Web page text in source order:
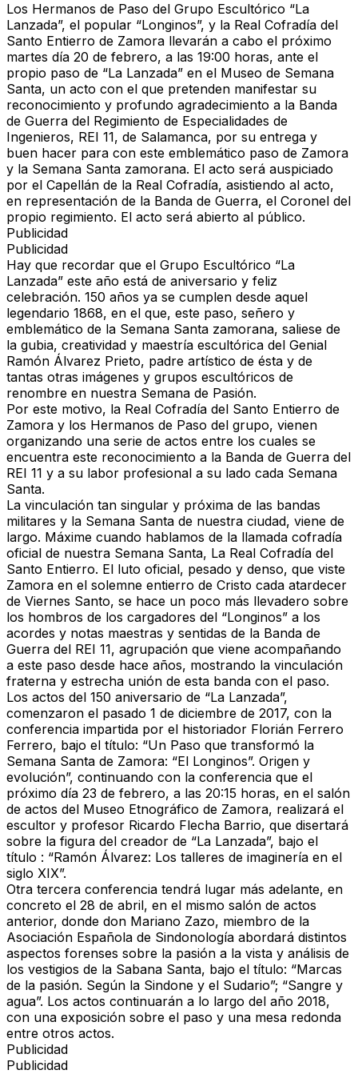
Los Hermanos de Paso del Grupo Escultórico “La
Lanzada”, el popular “Longinos”, y la Real Cofradía del
Santo Entierro de Zamora llevarán a cabo el próximo
martes día 20 de febrero, a las 19:00 horas, ante el
propio paso de “La Lanzada” en el Museo de Semana
Santa, un acto con el que pretenden manifestar su
reconocimiento y profundo agradecimiento a la Banda
de Guerra del Regimiento de Especialidades de
Ingenieros, REI 11, de Salamanca, por su entrega y
buen hacer para con este emblemático paso de Zamora
y la Semana Santa zamorana. El acto será auspiciado
por el Capellán de la Real Cofradía, asistiendo al acto,
en representación de la Banda de Guerra, el Coronel del
propio regimiento. El acto será abierto al público.
Publicidad
Publicidad
Hay que recordar que el Grupo Escultórico “La
Lanzada” este año está de aniversario y feliz
celebración. 150 años ya se cumplen desde aquel
legendario 1868, en el que, este paso, señero y
emblemático de la Semana Santa zamorana, saliese de
la gubia, creatividad y maestría escultórica del Genial
Ramón Álvarez Prieto, padre artístico de ésta y de
tantas otras imágenes y grupos escultóricos de
renombre en nuestra Semana de Pasión.
Por este motivo, la Real Cofradía del Santo Entierro de
Zamora y los Hermanos de Paso del grupo, vienen
organizando una serie de actos entre los cuales se
encuentra este reconocimiento a la Banda de Guerra del
REI 11 y a su labor profesional a su lado cada Semana
Santa.
La vinculación tan singular y próxima de las bandas
militares y la Semana Santa de nuestra ciudad, viene de
largo. Máxime cuando hablamos de la llamada cofradía
oficial de nuestra Semana Santa, La Real Cofradía del
Santo Entierro. El luto oficial, pesado y denso, que viste
Zamora en el solemne entierro de Cristo cada atardecer
de Viernes Santo, se hace un poco más llevadero sobre
los hombros de los cargadores del “Longinos” a los
acordes y notas maestras y sentidas de la Banda de
Guerra del REI 11, agrupación que viene acompañando
a este paso desde hace años, mostrando la vinculación
fraterna y estrecha unión de esta banda con el paso.
Los actos del 150 aniversario de “La Lanzada”,
comenzaron el pasado 1 de diciembre de 2017, con la
conferencia impartida por el historiador Florián Ferrero
Ferrero, bajo el título: “Un Paso que transformó la
Semana Santa de Zamora: “El Longinos”. Origen y
evolución”, continuando con la conferencia que el
próximo día 23 de febrero, a las 20:15 horas, en el salón
de actos del Museo Etnográfico de Zamora, realizará el
escultor y profesor Ricardo Flecha Barrio, que disertará
sobre la figura del creador de “La Lanzada”, bajo el
título : “Ramón Álvarez: Los talleres de imaginería en el
siglo XIX”.
Otra tercera conferencia tendrá lugar más adelante, en
concreto el 28 de abril, en el mismo salón de actos
anterior, donde don Mariano Zazo, miembro de la
Asociación Española de Sindonología abordará distintos
aspectos forenses sobre la pasión a la vista y análisis de
los vestigios de la Sabana Santa, bajo el título: “Marcas
de la pasión. Según la Sindone y el Sudario”; “Sangre y
agua”. Los actos continuarán a lo largo del año 2018,
con una exposición sobre el paso y una mesa redonda
entre otros actos.
Publicidad
Publicidad